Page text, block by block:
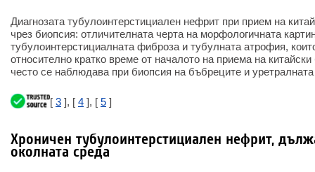
Диагнозата тубулоинтерстициален нефрит при прием на
чрез биопсия: отличителната черта на морфологичната
тубулоинтерстициалната фиброза и тубулната атрофия,
относително кратко време от началото на приема на
често се наблюдава при биопсия на бъбреците и
[ 3 ], [ 4 ], [ 5 ]
Хроничен тубулоинтерстициален нефрит,
околната среда